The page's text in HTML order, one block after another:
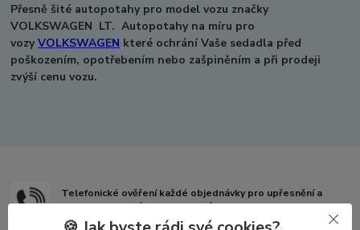
Přesně šité autopotahy pro model vozu značky
VOLKSWAGEN LT. Autopotahy na míru pro
vozyVOLKSWAGEN které ochrání Vaše sedadla před
poškozením, opotřebením nebo zašpiněním a při prodeji
zvýší cenu vozu.
Telefonické ověření každé objednávky pro upřesnění a
kontrolu vybraných autopotahů.